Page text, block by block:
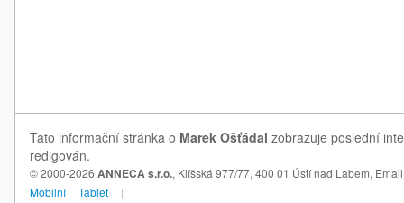
Tato informační stránka o Marek Ošťádal zobrazuje poslední
redigován.
© 2000-2026 ANNECA s.r.o., Klíšská 977/77, 400 01 Ústí nad Labem,
Mobilní
Tablet |